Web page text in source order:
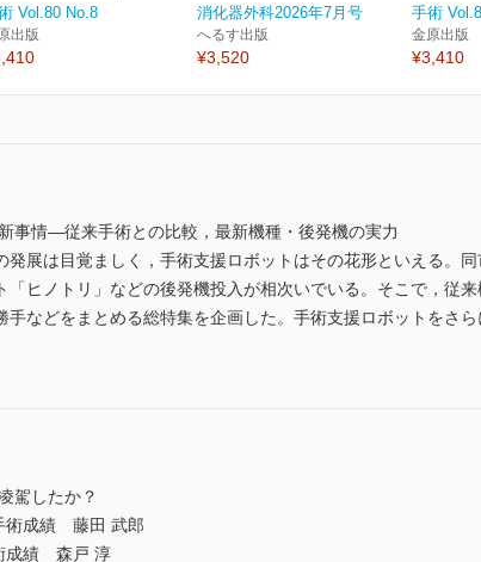
Vol.80 No.8
出版
消化器外科2026年7月号
へるす出版
¥3,520
手術
金原出版
¥3,410
事情―従来手術との比較，最新機種・後発機の実力
展は目覚ましく，手術支援ロボットはその花形といえる。
「ヒノトリ」などの後発機投入が相次いでいる。そこで，従
などをまとめる総特集を企画した。手術支援ロボットをさ
駕したか？
術成績 藤田 武郎
成績 森戸 淳